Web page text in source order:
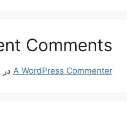
Comments
A WordPress Commenter در